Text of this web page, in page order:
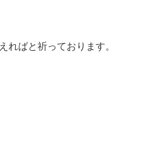
ればと祈っております。